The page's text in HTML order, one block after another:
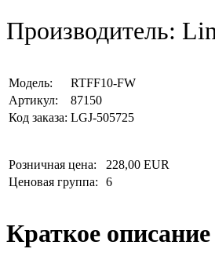
Производитель:
Модель:
RTFF10-FW
Артикул:
87150
Код заказа: LGJ-505725
Розничная цена:
228,00 EUR
Ценовая группа:
6
Краткое описание